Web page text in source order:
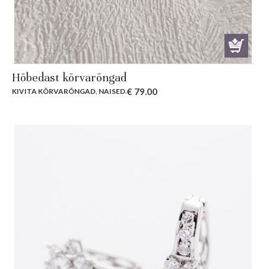
Hõbedast kõrvarõngad
KIVITA KÕRVARÕNGAD NAISED.€ 79.00